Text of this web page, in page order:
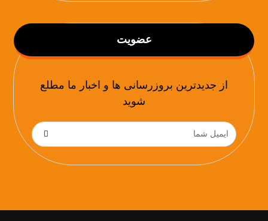
عضویت
از جدیدترین بروزرسانی ها و اخبار ما مطلع
شوید